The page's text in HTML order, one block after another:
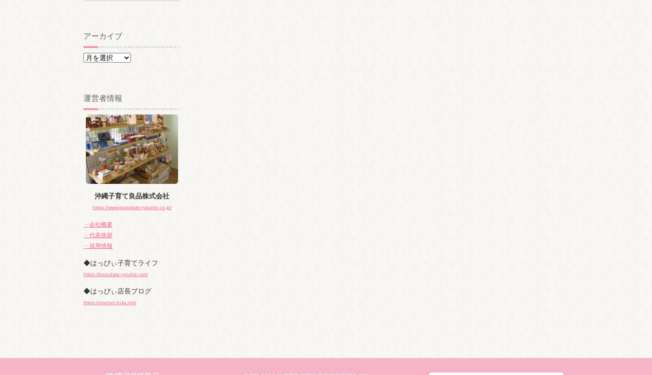
アーカイブ
ア
ブ
運営者情報
沖縄子育て良品株式会社
https://www.kosodate-ryouhin.co.jp/
・会社概要
・代表挨拶
・採用情報
◆はっぴぃ子育てライフ
https://kosodate-ryouhin.net/
◆はっぴぃ店長ブログ
https://onenet.ti-da.net/